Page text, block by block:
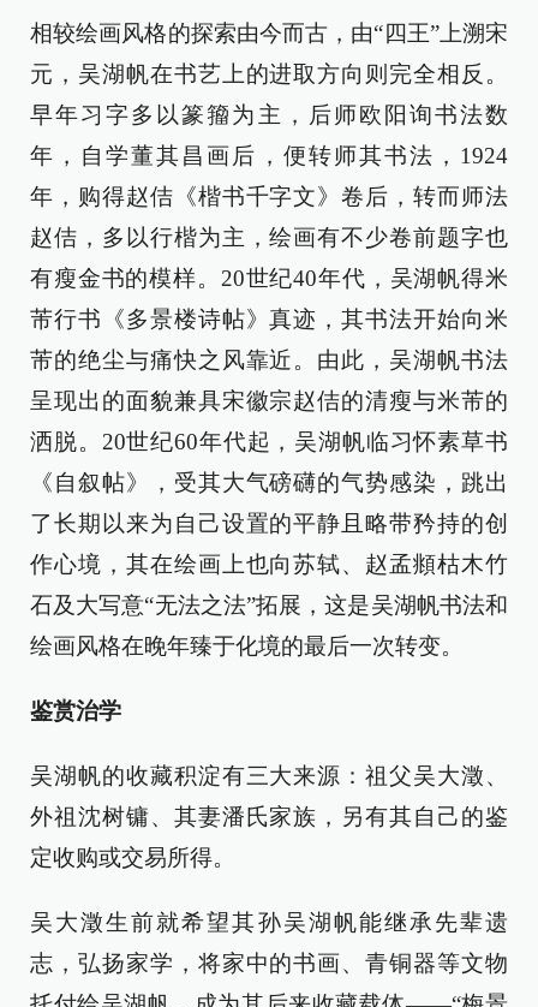
相较绘画风格的探索由今而古，由“四王”上溯宋
元，吴湖帆在书艺上的进取方向则完全相反。
早年习字多以篆籀为主，后师欧阳询书法数
年，自学董其昌画后，便转师其书法，1924
年，购得赵佶《楷书千字文》卷后，转而师法
赵佶，多以行楷为主，绘画有不少卷前题字也
有瘦金书的模样。20世纪40年代，吴湖帆得米
芾行书《多景楼诗帖》真迹，其书法开始向米
芾的绝尘与痛快之风靠近。由此，吴湖帆书法
呈现出的面貌兼具宋徽宗赵佶的清瘦与米芾的
洒脱。20世纪60年代起，吴湖帆临习怀素草书
《自叙帖》，受其大气磅礴的气势感染，跳出
了长期以来为自己设置的平静且略带矜持的创
作心境，其在绘画上也向苏轼、赵孟頫枯木竹
石及大写意“无法之法”拓展，这是吴湖帆书法和
绘画风格在晚年臻于化境的最后一次转变。
鉴赏治学
吴湖帆的收藏积淀有三大来源：祖父吴大澂、
外祖沈树镛、其妻潘氏家族，另有其自己的鉴
定收购或交易所得。
吴大澂生前就希望其孙吴湖帆能继承先辈遗
志，弘扬家学，将家中的书画、青铜器等文物